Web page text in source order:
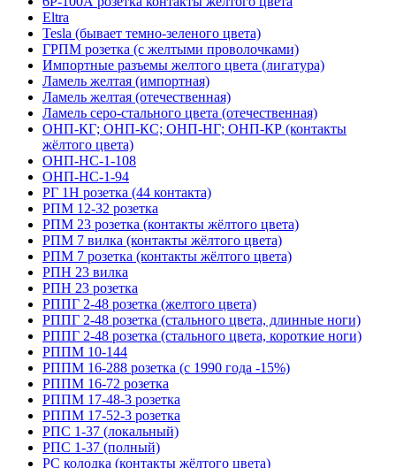
Eltra
Tesla (бывает темно-зеленого цвета)
ГРПМ розетка (с желтыми проволочками)
Импортные разъемы желтого цвета (лигатура)
Ламель желтая (импортная)
Ламель желтая (отечественная)
Ламель серо-стального цвета (отечественная)
ОНП-КГ; ОНП-КС; ОНП-НГ; ОНП-КР (контакты
жёлтого цвета)
ОНП-НС-1-108
ОНП-НС-1-94
РГ 1Н розетка (44 контакта)
РПМ 12-32 розетка
РПМ 23 розетка (контакты жёлтого цвета)
РПМ 7 вилка (контакты жёлтого цвета)
РПМ 7 розетка (контакты жёлтого цвета)
РПН 23 вилка
РПН 23 розетка
РППГ 2-48 розетка (желтого цвета)
РППГ 2-48 розетка (стального цвета, длинные ноги)
РППГ 2-48 розетка (стального цвета, короткие ноги)
РППМ 10-144
РППМ 16-288 розетка (с 1990 года -15%)
РППМ 16-72 розетка
РППМ 17-48-3 розетка
РППМ 17-52-3 розетка
РПС 1-37 (локальный)
РПС 1-37 (полный)
РС колодка (контакты жёлтого цвета)